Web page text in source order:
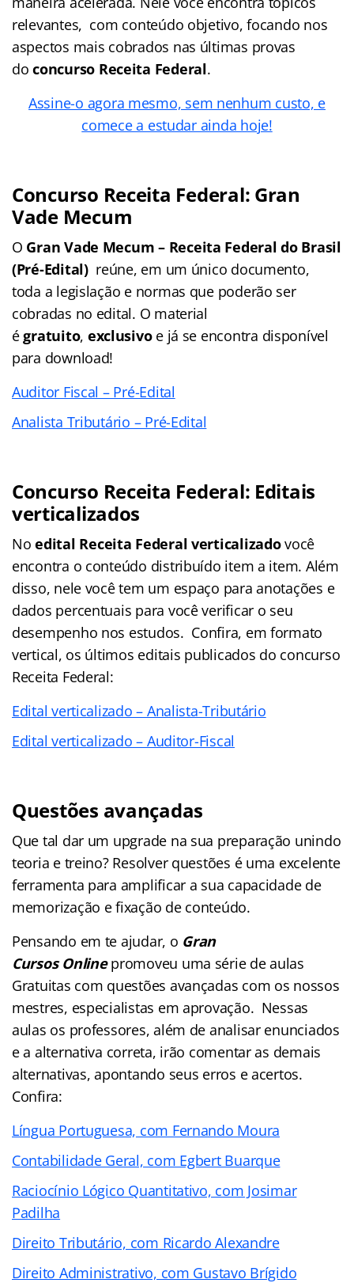
relevantes, com conteúdo objetivo, focando nos
aspectos mais cobrados nas últimas provas
doconcurso Receita Federal.
Assine-o agora mesmo, sem nenhum custo, e
comece a estudar ainda hoje!
Concurso Receita Federal: Gran
Vade Mecum
O Gran Vade Mecum – Receita Federal do Brasil
(Pré-Edital) reúne, em um único documento,
toda a legislação e normas que poderão ser
cobradas no edital. O material
égratuito, exclusivo e já se encontra disponível
para download!
Auditor Fiscal – Pré-Edital
Analista Tributário – Pré-Edital
Concurso Receita Federal: Editais
verticalizados
Noedital Receita Federal verticalizadovocê
encontra o conteúdo distribuído item a item. Além
disso, nele você tem um espaço para anotações e
dados percentuais para você verificar o seu
desempenho nos estudos. Confira, em formato
vertical, os últimos editais publicados do concurso
Receita Federal:
Edital verticalizado – Analista-Tributário
Edital verticalizado – Auditor-Fiscal
Questões avançadas
Que tal dar um upgrade na sua preparação unindo
teoria e treino? Resolver questões é uma excelente
ferramenta para amplificar a sua capacidade de
memorização e fixação de conteúdo.
Pensando em te ajudar, o Gran
CursosOnlinepromoveu uma série de aulas
Gratuitas com questões avançadas com os nossos
mestres, especialistas em aprovação. Nessas
aulas os professores, além de analisar enunciados
e a alternativa correta, irão comentar as demais
alternativas, apontando seus erros e acertos.
Confira:
Língua Portuguesa, com Fernando Moura
Contabilidade Geral, com Egbert Buarque
Raciocínio Lógico Quantitativo, com Josimar
Padilha
Direito Tributário, com Ricardo Alexandre
Direito Administrativo, com Gustavo Brígido